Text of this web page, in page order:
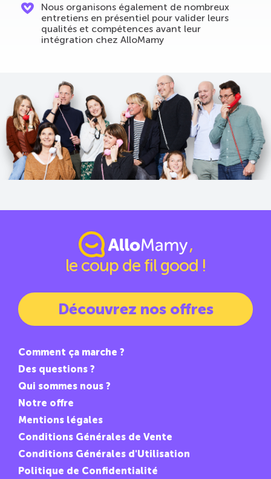
Nous organisons également de nombreux
entretiens en présentiel pour valider leurs
qualités et compétences avant leur
intégration chez AlloMamy
,
le coup de fil good !
Découvrez nos offres
Comment ça marche ?
Des questions ?
Qui sommes nous ?
Notre offre
Mentions légales
Conditions Générales de Vente
Conditions Générales d'Utilisation
Politique de Confidentialité